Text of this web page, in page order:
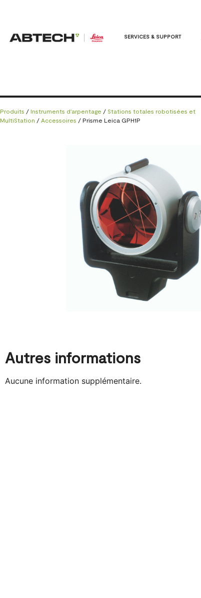
SERVICES & SUPPORT
Produits / Instruments d'arpentage / Stations totales robotisées et
MultiStation / Accessoires / Prisme Leica GPH1P
Autres informations
Aucune information supplémentaire.